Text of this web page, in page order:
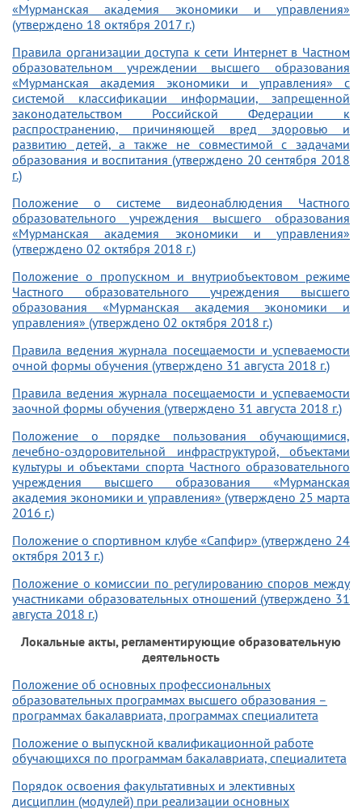
«Мурманская академия экономики и управления»
(утверждено 18 октября 2017 г.)
Правила организации доступа к сети Интернет в Частном
образовательном учреждении высшего образования
«Мурманская академия экономики и управления» с
системой классификации информации, запрещенной
законодательством Российской Федерации к
распространению, причиняющей вред здоровью и
развитию детей, а также не совместимой с задачами
образования и воспитания (утверждено 20 сентября 2018
г.)
Положение о системе видеонаблюдения Частного
образовательного учреждения высшего образования
«Мурманская академия экономики и управления»
(утверждено 02 октября 2018 г.)
Положение о пропускном и внутриобъектовом режиме
Частного образовательного учреждения высшего
образования «Мурманская академия экономики и
управления» (утверждено 02 октября 2018 г.)
Правила ведения журнала посещаемости и успеваемости
очной формы обучения (утверждено 31 августа 2018 г.)
Правила ведения журнала посещаемости и успеваемости
заочной формы обучения (утверждено 31 августа 2018 г.)
Положение о порядке пользования обучающимися,
лечебно-оздоровительной инфраструктурой, объектами
культуры и объектами спорта Частного образовательного
учреждения высшего образования «Мурманская
академия экономики и управления» (утверждено 25 марта
2016 г.)
Положение о спортивном клубе «Сапфир» (утверждено 24
октября 2013 г.)
Положение о комиссии по регулированию споров между
участниками образовательных отношений (утверждено 31
августа 2018 г.)
Локальные акты, регламентирующие образовательную
деятельность
Положение об основных профессиональных
образовательных программах высшего образования –
программах бакалавриата, программах специалитета
Положение о выпускной квалификационной работе
обучающихся по программам бакалавриата, специалитета
Порядок освоения факультативных и элективных
дисциплин (модулей) при реализации основных